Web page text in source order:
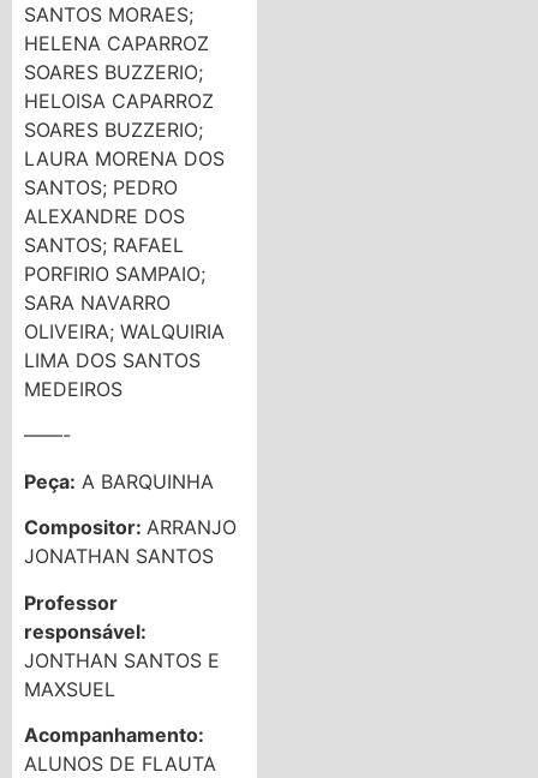
SANTOS MORAES;
HELENA CAPARROZ
SOARES BUZZERIO;
HELOISA CAPARROZ
SOARES BUZZERIO;
LAURA MORENA DOS
SANTOS; PEDRO
ALEXANDRE DOS
SANTOS; RAFAEL
PORFIRIO SAMPAIO;
SARA NAVARRO
OLIVEIRA; WALQUIRIA
LIMA DOS SANTOS
MEDEIROS
——-
Peça: A BARQUINHA
Compositor:ARRANJO
JONATHAN SANTOS
Professor
responsável:
JONTHAN SANTOS E
MAXSUEL
Acompanhamento:
ALUNOS DE FLAUTA